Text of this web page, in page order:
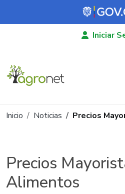
Pasar al contenido principal
Iniciar
Ruta de navegación
Inicio Noticias Precios
Precios
Alimentos